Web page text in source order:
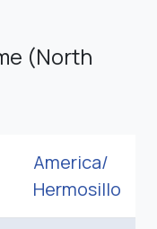
(North
America/
Hermosillo